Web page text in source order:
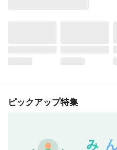
ピックアップ特集